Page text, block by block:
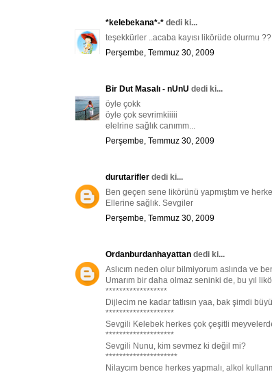
*kelebekana*-* dedi ki...
teşekkürler ..acaba kayısı likörüde olurmu ??
Perşembe, Temmuz 30, 2009
Bir Dut Masalı - nUnU dedi ki...
öyle çokk
öyle çok sevrimkiiiii
elelrine sağlık canımm...
Perşembe, Temmuz 30, 2009
durutarifler dedi ki...
Ben geçen sene likörünü yapmıştım ve
Ellerine sağlık. Sevgiler
Perşembe, Temmuz 30, 2009
Ordanburdanhayattan dedi ki...
Aslıcım neden olur bilmiyorum aslında ve
Umarım bir daha olmaz seninki de, bu yıl
******************
Dijlecim ne kadar tatlısın yaa, bak şimdi
********************
Sevgili Kelebek herkes çok çeşitli
********************
Sevgili Nunu, kim sevmez ki değil mi?
*********************
Nilaycım bence herkes yapmalı, alkol